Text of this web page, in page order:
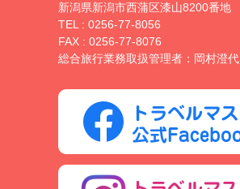
新潟県新潟市西蒲区漆山8200番地
TEL : 0256-77-8056
FAX : 0256-77-8076
総合旅行業務取扱管理者：岡村澄代